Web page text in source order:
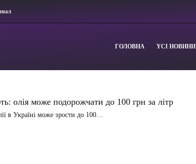
ГОЛОВНА YСІ НОВИНИ
олія може подорожчати до 100 грн за літр
в Україні може зрости до 100…